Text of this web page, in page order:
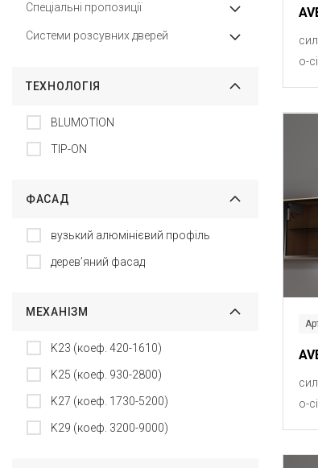
Спеціальні пропозиції
Системи розсувних дверей
ТЕХНОЛОГІЯ
BLUMOTION
TIP-ON
ФАСАД
вузький алюмінієвий профіль
дерев’яний фасад
МЕХАНІЗМ
K23 (коеф. 420-1610)
K25 (коеф. 930-2800)
K27 (коеф. 1730-5200)
K29 (коеф. 3200-9000)
о-
о-